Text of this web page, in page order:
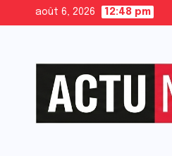
août 6, 2026 12:48 pm